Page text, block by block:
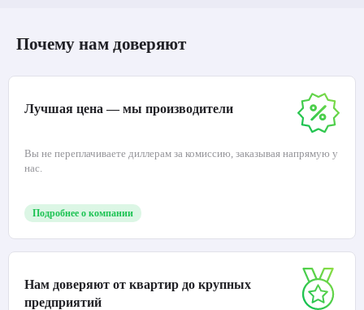
Почему нам доверяют
Лучшая цена — мы производители
Вы не переплачиваете диллерам за комиссию, заказывая напрямую у
нас.
Подробнее о компании
Нам доверяют от квартир до крупных
предприятий